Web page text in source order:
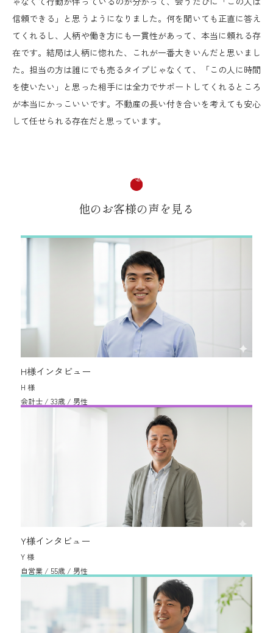
信頼できる」と思うようになりました。何を聞いても正直に答え
てくれるし、人柄や働き方にも一貫性があって、本当に頼れる存
在です。結局は人柄に惚れた、これが一番大きいんだと思いまし
た。担当の方は誰にでも売るタイプじゃなくて、「この人に時間
を使いたい」と思った相手には全力でサポートしてくれるところ
が本当にかっこいいです。不動産の長い付き合いを考えても安心
して任せられる存在だと思っています。
他のお客様の声を見る
H様インタビュー
H 様
会計士 / 33歳 / 男性
Y様インタビュー
Y 様
自営業 / 55歳 / 男性